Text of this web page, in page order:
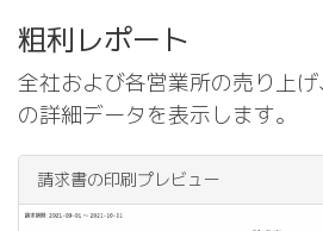
粗利レポート
全社および各営業所の売り上
の詳細データを表示します。
請求書の印刷プレビュー